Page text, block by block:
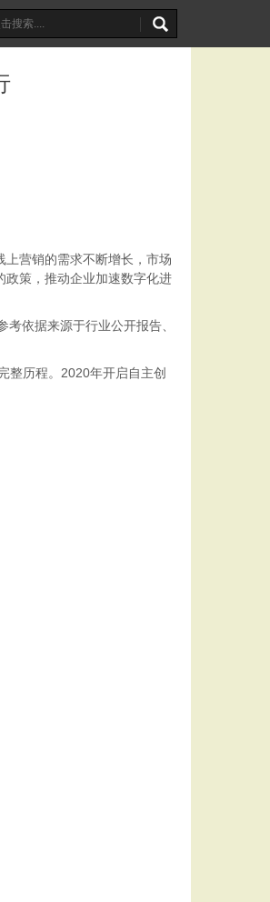
营销的需求不断增长，市场
政策，推动企业加速数字化进
依据来源于行业公开报告、
历程。2020年开启自主创